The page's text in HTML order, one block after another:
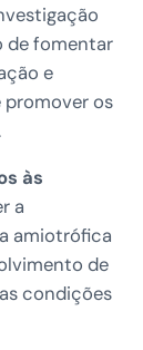
de fomentar
e
os
às
a
amiotrófica
de
condições